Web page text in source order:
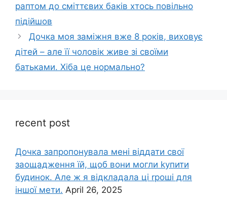
раптом до сміттєвих баків хтось повільно
підійшов
Дочка моя заміжня вже 8 років, виховує
дітей – але її чоловік живе зі своїми
батьками. Хіба це нормально?
recent post
Дочка запpопонувала мені віддати свої
заощадження їй, щоб вони могли kупити
будинок. Але ж я відкладала ці rроші для
іншої мети. April 26, 2025